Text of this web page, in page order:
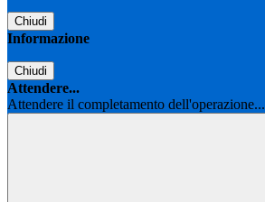
Chiudi
Informazione
Chiudi
Attendere...
Attendere il completamento dell'operazione...